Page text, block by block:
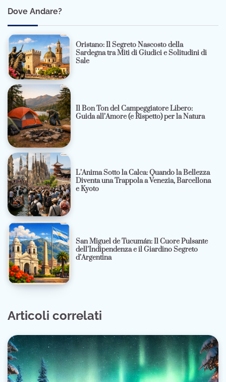
Dove Andare?
Oristano: Il Segreto Nascosto della
Sardegna tra Miti di Giudici e Solitudini di
Sale
Il Bon Ton del Campeggiatore Libero:
Guida all’Amore (e Rispetto) per la Natura
L’Anima Sotto la Calca: Quando la Bellezza
Diventa una Trappola a Venezia, Barcellona
e Kyoto
San Miguel de Tucumán: Il Cuore Pulsante
dell’Indipendenza e il Giardino Segreto
d’Argentina
Articoli correlati